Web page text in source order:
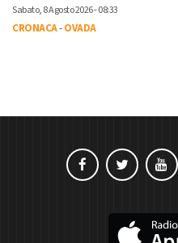
Sabato, 8 Agosto 2026 - 08:33
CRONACA-OVADA